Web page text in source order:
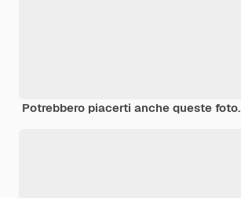
Potrebbero piacerti anche queste foto.